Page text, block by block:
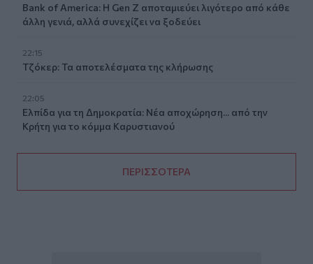
Bank of America: Η Gen Z αποταμιεύει λιγότερο από κάθε
άλλη γενιά, αλλά συνεχίζει να ξοδεύει
22:15
Τζόκερ: Τα αποτελέσματα της κλήρωσης
22:05
Ελπίδα για τη Δημοκρατία: Νέα αποχώρηση... από την
Κρήτη για το κόμμα Καρυστιανού
ΠΕΡΙΣΣΟΤΕΡΑ